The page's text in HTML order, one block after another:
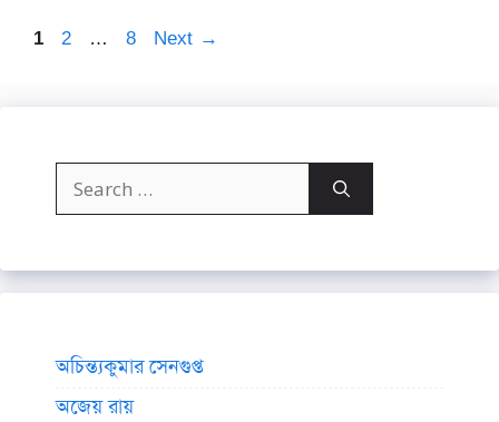
Page
1 Page
2 … Page
8 Next →
Search
for:
অচিন্ত্যকুমার সেনগুপ্ত
অজেয় রায়